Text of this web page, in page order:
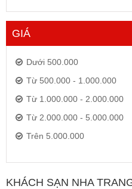
KHÁCH SẠN NHA
GIÁ
Dưới 500.000
Từ 500.000 - 1.000.000
Từ 1.000.000 - 2.000.000
Từ 2.000.000 - 5.000.000
Trên 5.000.000